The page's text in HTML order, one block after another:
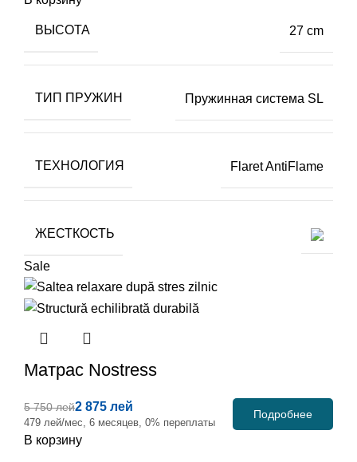
ВЫСОТА 27 cm
ТИП ПРУЖИН Пружинная система SL
ТЕХНОЛОГИЯ Flaret AntiFlame
ЖЕСТКОСТЬ
Sale
Матрас Nostress
5 750 лей2 875 лей
479 лей/мес, 6 месяцев, 0% переплаты
Подробнее
В корзину